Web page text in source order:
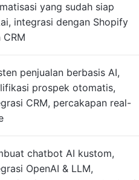
yang sudah siap
integrasi dengan Shopify
CRM
penjualan berbasis AI,
prospek otomatis,
CRM, percakapan real-
chatbot AI kustom,
OpenAI & LLM,